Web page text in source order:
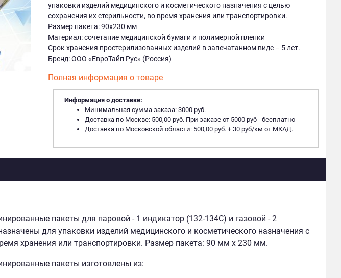
упаковки изделий медицинского и косметического назначения с целью
сохранения их стерильности, во время хранения или транспортировки.
Размер пакета: 90х230 мм
Материал: сочетание медицинской бумаги и полимерной пленки
Срок хранения простерилизованных изделий в запечатанном виде – 5 лет.
Бренд: ООО «ЕвроТайп Рус» (Россия)
Полная информация о товаре
Информация о доставке:
Минимальная сумма заказа: 3000 руб.
Доставка по Москве: 500,00 руб. При заказе от 5000 руб - бесплатно
Доставка по Московской области: 500,00 руб. + 30 руб/км от МКАД.
пакеты для паровой - 1 индикатор (132-134С) и газовой - 2
для упаковки изделий медицинского и косметического назначения с
хранения или транспортировки. Размер пакета: 90 мм х 230 мм.
пакеты изготовлены из: